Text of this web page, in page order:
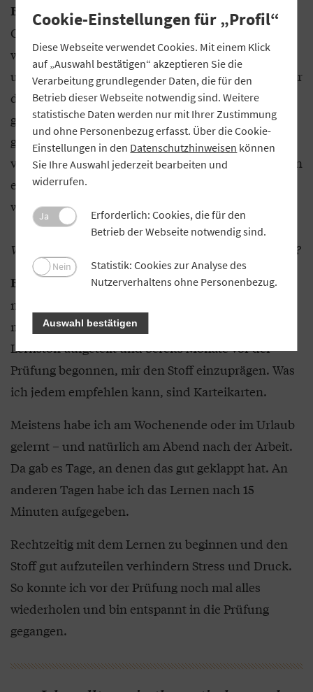
Berger:
Für mich hielt sich die Doppelbelastung in
Grenzen. Ich bin ein sehr zielstrebiger Mensch. Ich
weiß, was ich will. Wenn ich also nach der Arbeit
und am Wochenende noch lernen musste, dann war
das so. Kurz vor den Prüfungen war der Druck
gewiss groß. Ich habe mir immer Urlaub
genommen, um mich bestmöglich auf die Prüfung
vorzubereiten. Und klar, es gab auch Tage, an denen
es mit Arbeit und Privatleben mal etwas stressiger
wurde.
Wie haben Sie sich in diesen Lernphasen organisiert?
Berger:Am besten funktioniert das Lernen, wenn
man es wirklich will und den Abschluss erreichen
möchte. Das war bei mir der Fall. Ich habe mir den
Lernstoff aufgeteilt und bereits Monate vor der
Prüfung begonnen, mir den Stoff einzuprägen. Was
ich jedem empfehlen kann, sind Karteikarten.
Meistens habe ich am Wochenende oder im Urlaub
gelernt – und natürlich am Abend nach der Arbeit.
Da gab es Tage, an denen das gut geklappt hat. An
anderen Tagen habe ich das Lernen nach 15
Minuten aufgegeben.
Rechtzeitig mit dem Lernen zu beginnen und den
Stoff gut aufzuteilen verhindern Stress und Druck.
So konnte ich vor der Prüfung noch mal alles
wiederholen und bin entspannt in die Prüfung
gegangen.
Cookie-Einstellungen für „Profil“
Diese Webseite verwendet Cookies. Mit einem Klick
auf „Auswahl bestätigen“ akzeptieren Sie die
Verarbeitung grundlegender Daten, die für den
Betrieb dieser Webseite notwendig sind. Weitere
statistische Daten werden nur mit Ihrer Zustimmung
und ohne Personenbezug erfasst. Über die Cookie-
Einstellungen in den Datenschutzhinweisen können
Sie Ihre Auswahl jederzeit bearbeiten und
widerrufen.
Ja
Erforderlich: Cookies, die für den
Betrieb der Webseite notwendig sind.
Nein
Statistik: Cookies zur Analyse des
Nutzerverhaltens ohne Personenbezug.
Auswahl bestätigen